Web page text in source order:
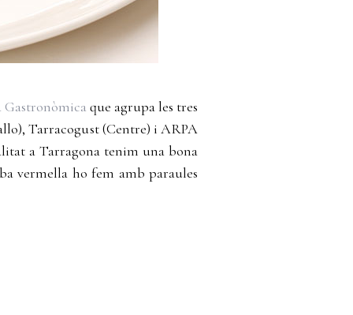
Gastronòmica que agrupa les tres
Tarracogust (Centre) i ARPA
a Tarragona tenim una bona
vermella ho fem amb paraules